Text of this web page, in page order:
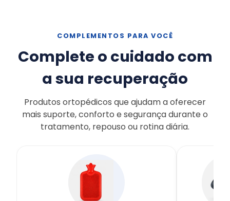
COMPLEMENTOS PARA VOCÊ
Complete o cuidado com
a sua recuperação
Produtos ortopédicos que ajudam a oferecer
mais suporte, conforto e segurança durante o
tratamento, repouso ou rotina diária.